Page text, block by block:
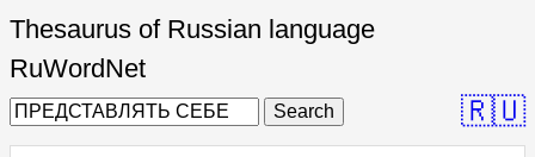
Thesaurus of Russian language
RuWordNet
Search 🇷🇺